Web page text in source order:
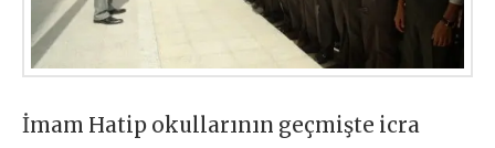
İmam Hatip okullarının geçmişte icra